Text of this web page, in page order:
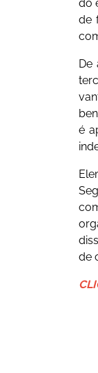
do
de
De
é
de